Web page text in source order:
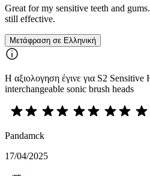
Great for my sensitive teeth and
still effective.
Μετάφραση σε Ελληνική
Η αξιολογηση έγινε για S2
interchangeable sonic brush heads
Pandamck
17/04/2025